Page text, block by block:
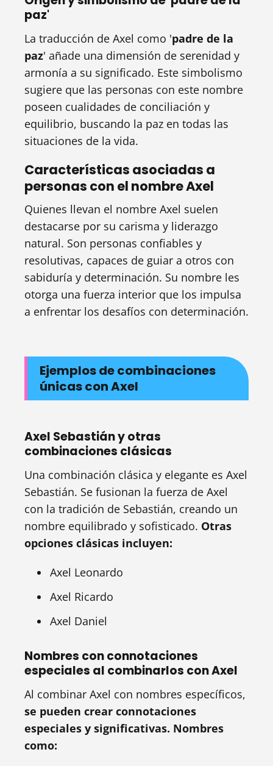
paz'
La traducción de Axel como 'padre de la
paz' añade una dimensión de serenidad y
armonía a su significado. Este simbolismo
sugiere que las personas con este nombre
poseen cualidades de conciliación y
equilibrio, buscando la paz en todas las
situaciones de la vida.
Características asociadas a
personas con el nombre Axel
Quienes llevan el nombre Axel suelen
destacarse por su carisma y liderazgo
natural. Son personas confiables y
resolutivas, capaces de guiar a otros con
sabiduría y determinación. Su nombre les
otorga una fuerza interior que los impulsa
a enfrentar los desafíos con determinación.
Ejemplos de combinaciones
únicas con Axel
Axel Sebastián y otras
combinaciones clásicas
Una combinación clásica y elegante es Axel
Sebastián. Se fusionan la fuerza de Axel
con la tradición de Sebastián, creando un
nombre equilibrado y sofisticado. Otras
opciones clásicas incluyen:
Axel Leonardo
Axel Ricardo
Axel Daniel
Nombres con connotaciones
especiales al combinarlos con Axel
Al combinar Axel con nombres específicos,
se pueden crear connotaciones
especiales y significativas. Nombres
como: